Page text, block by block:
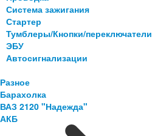
Система зажигания
Стартер
Тумблеры/Кнопки/переключатели
ЭБУ
Автосигнализации
Разное
Барахолка
ВАЗ 2120 "Надежда"
АКБ